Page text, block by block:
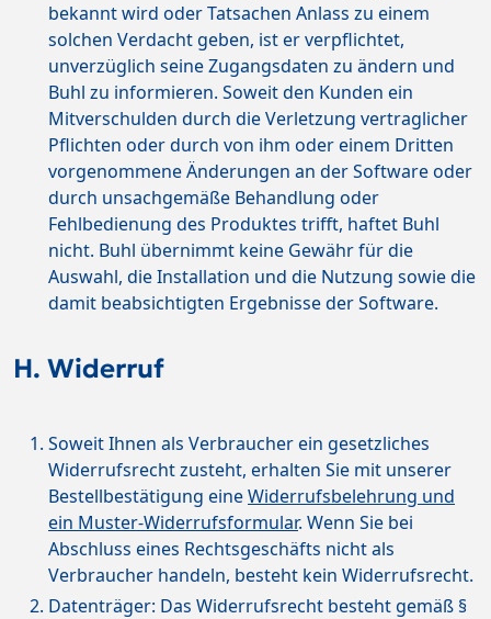
bekannt wird oder Tatsachen Anlass zu einem
solchen Verdacht geben, ist er verpflichtet,
unverzüglich seine Zugangsdaten zu ändern und
Buhl zu informieren. Soweit den Kunden ein
Mitverschulden durch die Verletzung vertraglicher
Pflichten oder durch von ihm oder einem Dritten
vorgenommene Änderungen an der Software oder
durch unsachgemäße Behandlung oder
Fehlbedienung des Produktes trifft, haftet Buhl
nicht. Buhl übernimmt keine Gewähr für die
Auswahl, die Installation und die Nutzung sowie die
damit beabsichtigten Ergebnisse der Software.
H. Widerruf
Soweit Ihnen als Verbraucher ein gesetzliches
Widerrufsrecht zusteht, erhalten Sie mit unserer
Bestellbestätigung eineWiderrufsbelehrung und
ein Muster-Widerrufsformular. Wenn Sie bei
Abschluss eines Rechtsgeschäfts nicht als
Verbraucher handeln, besteht kein Widerrufsrecht.
Datenträger: Das Widerrufsrecht besteht gemäß §